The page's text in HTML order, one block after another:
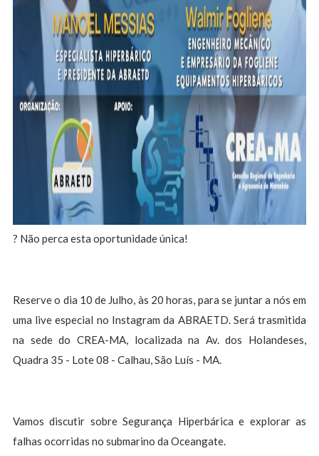
? Não perca esta oportunidade única!
Reserve o dia 10 de Julho, às 20 horas, para se juntar a nós em
uma live especial no Instagram da ABRAETD. Será trasmitida
na sede do CREA-MA, localizada na Av. dos Holandeses,
Quadra 35 - Lote 08 - Calhau, São Luís - MA.
Vamos discutir sobre Segurança Hiperbárica e explorar as
falhas ocorridas no submarino da Oceangate.